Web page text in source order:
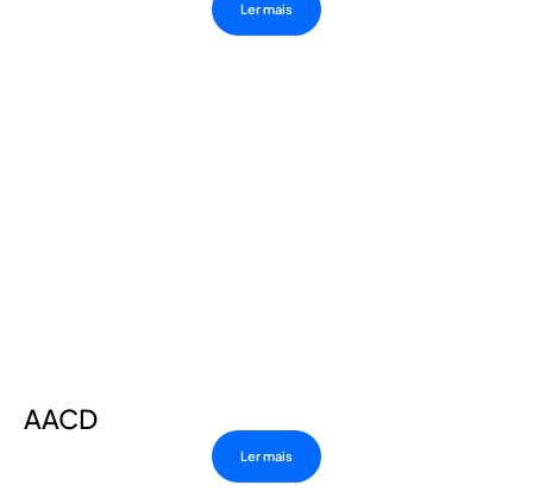
Ler mais
AACD
Ler mais